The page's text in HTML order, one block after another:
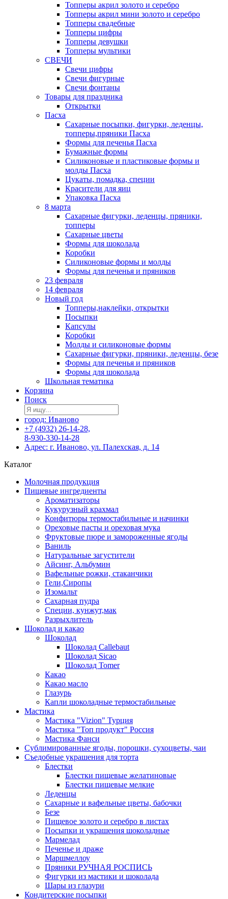
Топперы акрил золото и серебро
Топперы акрил мини золото и серебро
Топперы свадебные
Топперы цифры
Топперы девушки
Топперы мультики
СВЕЧИ
Свечи цифры
Свечи фигурные
Свечи фонтаны
Товары для праздника
Открытки
Пасха
Сахарные посыпки, фигурки, леденцы,
топперы,пряники Пасха
Формы для печенья Пасха
Бумажные формы
Силиконовые и пластиковые формы и
молды Пасха
Цукаты, помадка, специи
Красители для яиц
Упаковка Пасха
8 марта
Сахарные фигурки, леденцы, пряники,
топперы
Сахарные цветы
Формы для шоколада
Коробки
Силиконовые формы и молды
Формы для печенья и пряников
23 февраля
14 февраля
Новый год
Топперы,наклейки, открытки
Посыпки
Капсулы
Коробки
Молды и силиконовые формы
Сахарные фигурки, пряники, леденцы, безе
Формы для печенья и пряников
Формы для шоколада
Школьная тематика
Корзина
Поиск
город: Иваново
+7 (4932) 26-14-28,
8-930-330-14-28
Адрес: г. Иваново, ул. Палехская, д. 14
Каталог
Молочная продукция
Пищевые ингредиенты
Ароматизаторы
Кукурузный крахмал
Конфитюры термостабильные и начинки
Ореховые пасты и ореховая мука
Фруктовые пюре и замороженные ягоды
Ваниль
Натуральные загустители
Айсинг, Альбумин
Вафельные рожки, стаканчики
Гели,Сиропы
Изомальт
Сахарная пудра
Специи, кунжут,мак
Разрыхлитель
Шоколад и какао
Шоколад
Шоколад Callebaut
Шоколад Sicao
Шоколад Tomer
Какао
Какао масло
Глазурь
Капли шоколадные термостабильные
Мастика
Мастика "Vizion" Турция
Мастика "Топ продукт" Россия
Мастика Фанси
Сублимированные ягоды, порошки, сухоцветы, чаи
Съедобные украшения для торта
Блестки
Блестки пищевые желатиновые
Блестки пищевые мелкие
Леденцы
Сахарные и вафельные цветы, бабочки
Безе
Пищевое золото и серебро в листах
Посыпки и украшения шоколадные
Мармелад
Печенье и драже
Маршмеллоу
Пряники РУЧНАЯ РОСПИСЬ
Фигурки из мастики и шоколада
Шары из глазури
Кондитерские посыпки